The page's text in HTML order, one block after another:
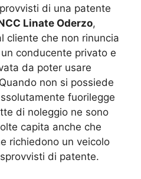
di una patente
Linate Oderzo,
cliente che non rinuncia
conducente privato e
da poter usare
non si possiede
fuorilegge
di noleggio ne sono
capita anche che
richiedono un veicolo
di patente.